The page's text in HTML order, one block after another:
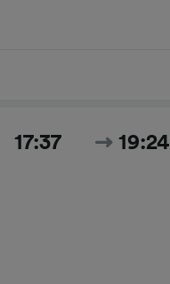
17:37 19:24